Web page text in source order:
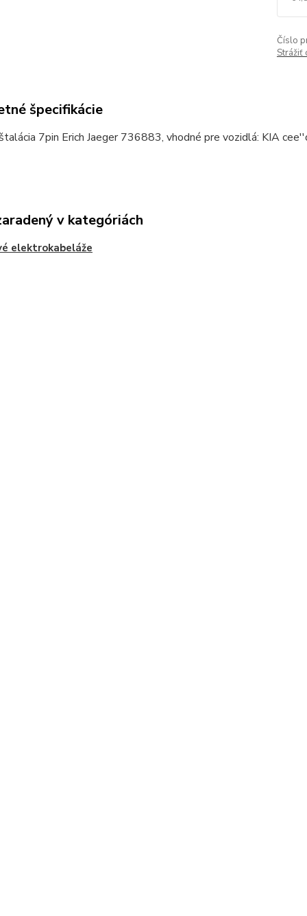
Číslo
Strážiť
špecifikácie
7pin Erich Jaeger 736883, vhodné pre vozidlá: KIA
v kategóriách
elektrokabeláže